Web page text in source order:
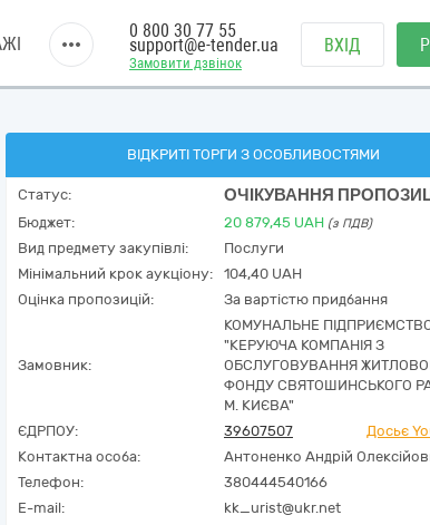
Замовити дзвінок
0 800 30 77 55
support@e-tender.ua ВХІД
ВІДКРИТІ ТОРГИ З ОСОБЛИВОСТЯМИ
Статус: ОЧІКУВАННЯ
Бюджет: 20 879,45 UAH (з ПДВ)
Вид предмету закупівлі:
Послуги
Мінімальний крок аукціону:
104,40 UAH
Оцінка пропозицій:
За вартістю придбання
Замовник:
КОМУНАЛЬНЕ
"КЕРУЮЧА КОМПАНІЯ З
ОБСЛУГОВУВАННЯ
ФОНДУ СВЯТОШИНСЬКОГО
М. КИЄВА"
ЄДРПОУ:
39607507
Досьє
Контактна особа:
Антоненко Андрій
Телефон:
380444540166
E-mail:
kk_urist@ukr.net